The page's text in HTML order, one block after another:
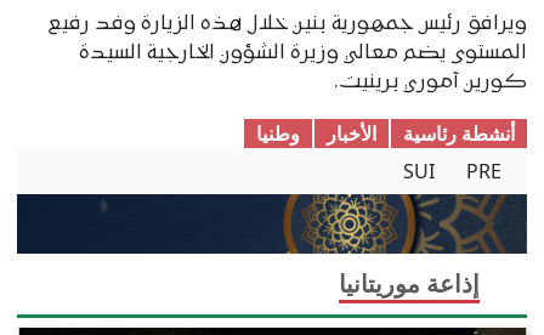
ويرافق رئيس جمهورية بنين خلال هذه الزيارة وفد رفيع
المستوى يضم معالي وزيرة الشؤون الخارجية السيدة
كورين آموري برينيت.
أنشطة رئاسية الأخبار
وطنیا
PRE
SUI
إذاعة موريتانيا